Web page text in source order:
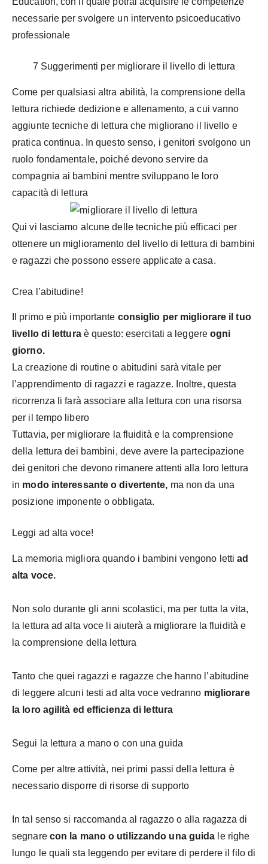
necessarie per svolgere un intervento psicoeducativo
professionale
7 Suggerimenti per migliorare il livello di lettura
Come per qualsiasi altra abilità, la comprensione della
lettura richiede dedizione e allenamento, a cui vanno
aggiunte tecniche di lettura che migliorano il livello e
pratica continua. In questo senso, i genitori svolgono un
ruolo fondamentale, poiché devono servire da
compagnia ai bambini mentre sviluppano le loro
capacità di lettura
Qui vi lasciamo alcune delle tecniche più efficaci per
ottenere un miglioramento del livello di lettura di bambini
e ragazzi che possono essere applicate a casa.
Crea l’abitudine!
Il primo e più importante consiglio per migliorare il tuo
livello di letturaè questo: esercitati a leggereogni
giorno.
La creazione di routine o abitudini sarà vitale per
l’apprendimento di ragazzi e ragazze. Inoltre, questa
ricorrenza li farà associare alla lettura con una risorsa
per il tempo libero
Tuttavia, per migliorare la fluidità e la comprensione
della lettura dei bambini, deve avere la partecipazione
dei genitori che devono rimanere attenti alla loro lettura
in modo interessante o divertente, ma non da una
posizione imponente o obbligata.
Leggi ad alta voce!
La memoria migliora quando i bambini vengono lettiad
alta voce.
Non solo durante gli anni scolastici, ma per tutta la vita,
la lettura ad alta voce li aiuterà a migliorare la fluidità e
la comprensione della lettura
Tanto che quei ragazzi e ragazze che hanno l’abitudine
di leggere alcuni testi ad alta voce vedranno migliorare
la loro agilità ed efficienza di lettura
Segui la lettura a mano o con una guida
Come per altre attività, nei primi passi della lettura è
necessario disporre di risorse di supporto
In tal senso si raccomanda al ragazzo o alla ragazza di
segnare con la mano o utilizzando una guida le righe
lungo le quali sta leggendo per evitare di perdere il filo di